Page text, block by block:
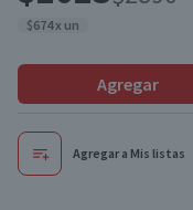
$674 x un
Agregar
Agregar a Mis listas